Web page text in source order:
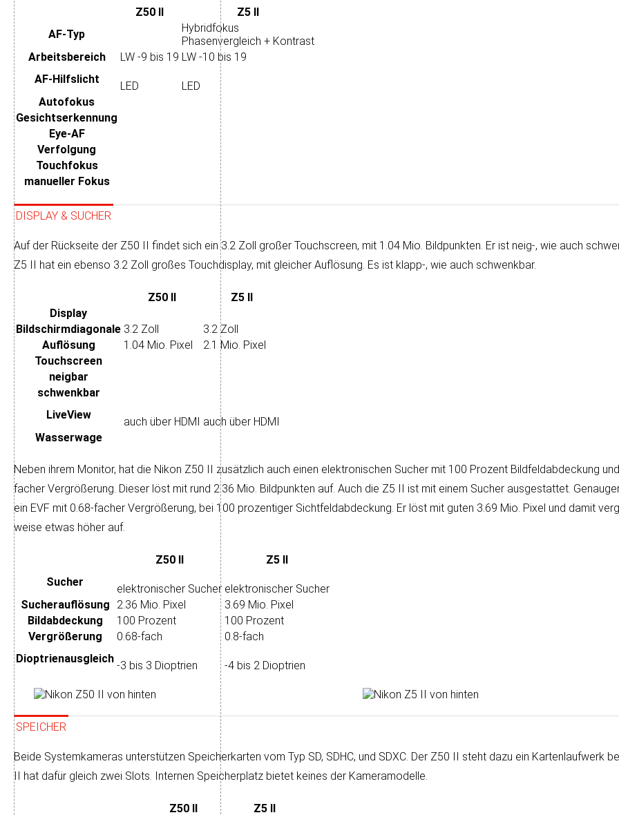
Z50 II
Z5 II
AF-Typ
Hybridfokus
Phasenvergleich + Kontrast
Arbeits­bereich
LW -9 bis 19 LW -10 bis 19
AF-Hilfslicht
LED
LED
Autofokus
Gesichtserkennung
Eye-AF
Verfolgung
Touchfokus
manueller Fokus
DISPLAY & SUCHER
Auf der Rückseite der Z50 II findet sich ein 3.2 Zoll großer Touch­screen, mit 1.04 Mio. Bild­punk­ten. Er ist neig-, wie auch
Z5 II hat ein eben­so 3.2 Zoll großes Touch­display, mit gleicher Auf­lö­sung. Es ist klapp-, wie auch schwenkbar.
Z50 II
Z5 II
Display
Bildschirm­diagonale 3.2 Zoll
3.2 Zoll
Auflösung
1.04 Mio. Pixel
2.1 Mio. Pixel
Touch­screen
neigbar
schwenkbar
LiveView
auch über HDMI auch über HDMI
Wasser­wage
Neben ihrem Monitor, hat die Nikon Z50 II zusätzlich auch einen elek­tro­ni­schen Sucher mit 100 Pro­zent Bild­feld­ab­dec­kung
facher Ver­größe­rung. Die­ser löst mit rund 2.36 Mio. Bild­punk­ten auf. Auch die Z5 II ist mit einem Sucher aus­ge­stat­tet.
ein EVF mit 0.68-facher Ver­größe­rung, bei 100 pro­zen­ti­ger Sicht­feld­ab­dec­kung. Er löst mit guten 3.69 Mio. Pixel und da­mit
weise etwas höher auf.
Z50 II
Z5 II
Sucher
elektronischer Sucher elektronischer Sucher
Sucher­auflösung
2.36 Mio. Pixel
3.69 Mio. Pixel
Bild­abdeckung
100 Prozent
100 Prozent
Ver­größerung
0.68-fach
0.8-fach
Dioptrien­ausgleich
-3 bis 3 Dioptrien -4 bis 2 Dioptrien
SPEICHER
Beide Systemkameras unter­stüt­zen Spei­cher­kar­ten vom Typ SD, SDHC, und SDXC. Der Z50 II steht dazu ein Karten­lauf­werk
II hat da­für gleich zwei Slots. Inter­nen Speicher­platz bie­tet kei­nes der Kamera­modelle.
Z50 II Z5 II